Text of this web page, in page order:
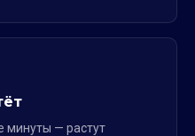
минуты — растут